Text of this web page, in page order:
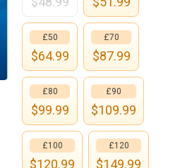
£50
$64.99
£70
$87.99
£80
$99.99
£90
$109.99
£100
$120.99
£120
$149.99